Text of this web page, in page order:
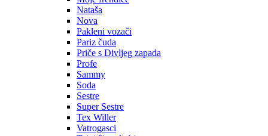
Nataša
Nova
Pakleni vozači
Pariz čuda
Priče s Divljeg zapada
Profe
Sammy
Soda
Sestre
Super Sestre
Tex Willer
Vatrogasci